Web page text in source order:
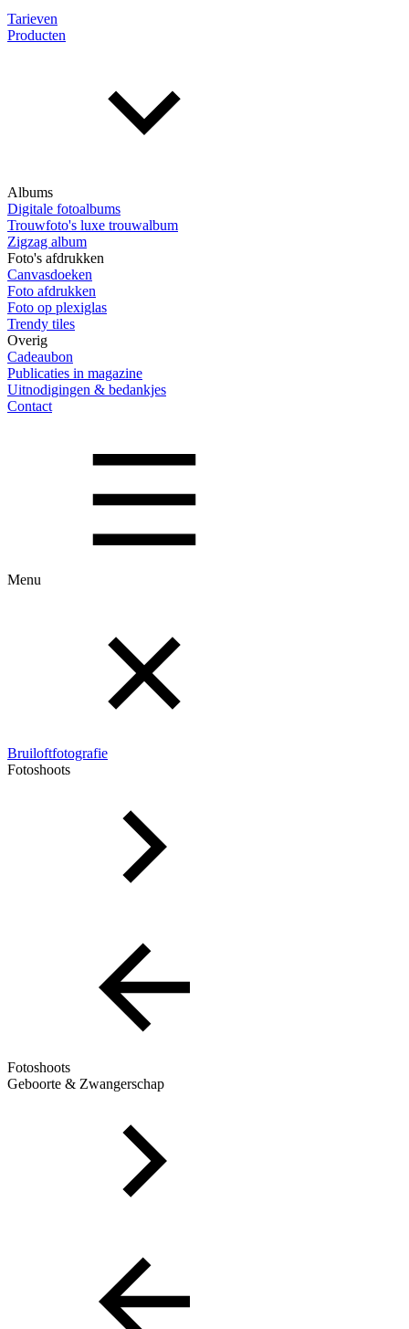
Tarieven
Producten
Albums
Digitale fotoalbums
Trouwfoto's luxe trouwalbum
Zigzag album
Foto's afdrukken
Canvasdoeken
Foto afdrukken
Foto op plexiglas
Trendy tiles
Overig
Cadeaubon
Publicaties in magazine
Uitnodigingen & bedankjes
Contact
Menu
Bruiloftfotografie
Fotoshoots
Fotoshoots
Geboorte & Zwangerschap